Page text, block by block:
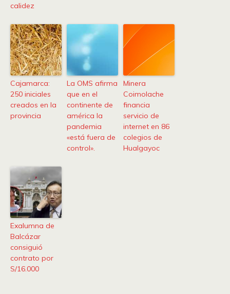
calidez
Cajamarca:
250 iniciales
creados en la
provincia
La OMS afirma
que en el
continente de
américa la
pandemia
«está fuera de
control».
Minera
Coimolache
financia
servicio de
internet en 86
colegios de
Hualgayoc
Exalumna de
Balcázar
consiguió
contrato por
S/16.000